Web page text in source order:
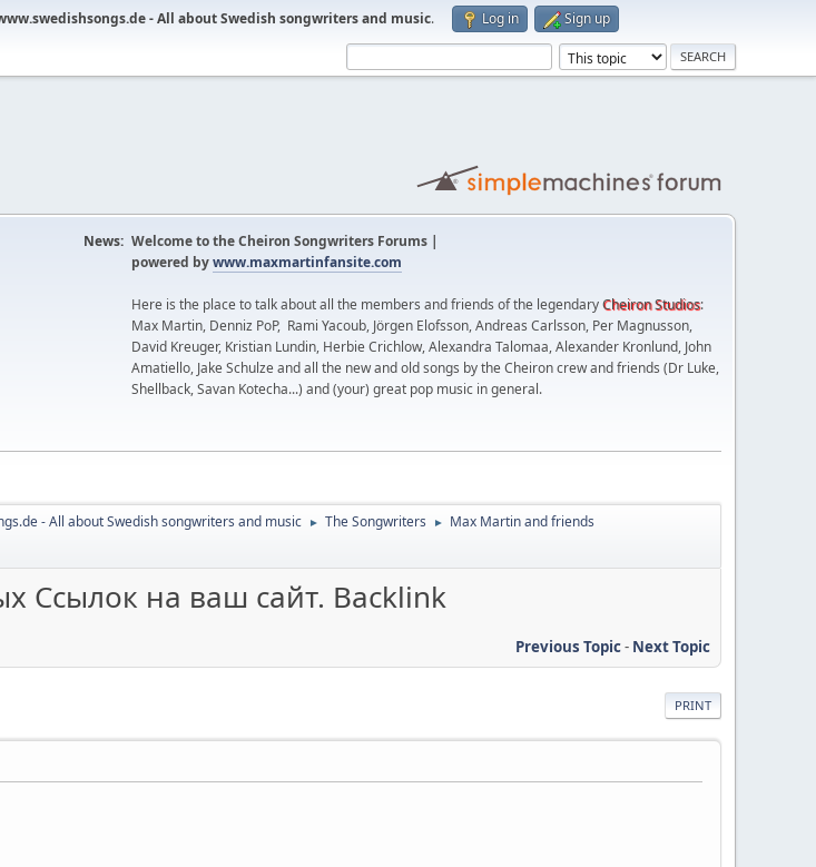
- All about Swedish songwriters and music. Log in Sign up
News: Welcome to the Cheiron Songwriters Forums |
powered bywww.maxmartinfansite.com
Here is the place to talk about all the members and friends of the legendaryCheiron Studios:
Max Martin, Denniz PoP, Rami Yacoub, Jörgen Elofsson, Andreas Carlsson, Per Magnusson,
David Kreuger, Kristian Lundin, Herbie Crichlow, Alexandra Talomaa, Alexander Kronlund, John
Amatiello, Jake Schulze and all the new and old songs by the Cheiron crew and friends (Dr Luke,
Shellback, Savan Kotecha...) and (your) great pop music in general.
- All about Swedish songwriters and music ► The Songwriters ► Max Martin and friends
Ссылок на ваш сайт. Backlink
Previous Topic- Next Topic
PRINT